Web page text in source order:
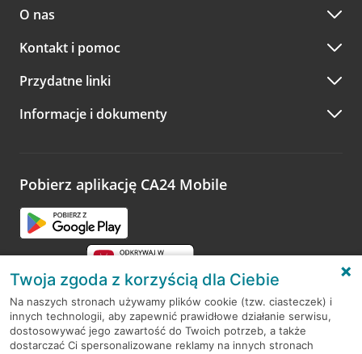
O nas
Kontakt i pomoc
Przydatne linki
Informacje i dokumenty
Pobierz aplikację CA24 Mobile
RODO
Twoja zgoda z korzyścią dla Ciebie
Na naszych stronach używamy plików cookie (tzw. ciasteczek) i
innych technologii, aby zapewnić prawidłowe działanie serwisu,
dostosowywać jego zawartość do Twoich potrzeb, a także
dostarczać Ci spersonalizowane reklamy na innych stronach